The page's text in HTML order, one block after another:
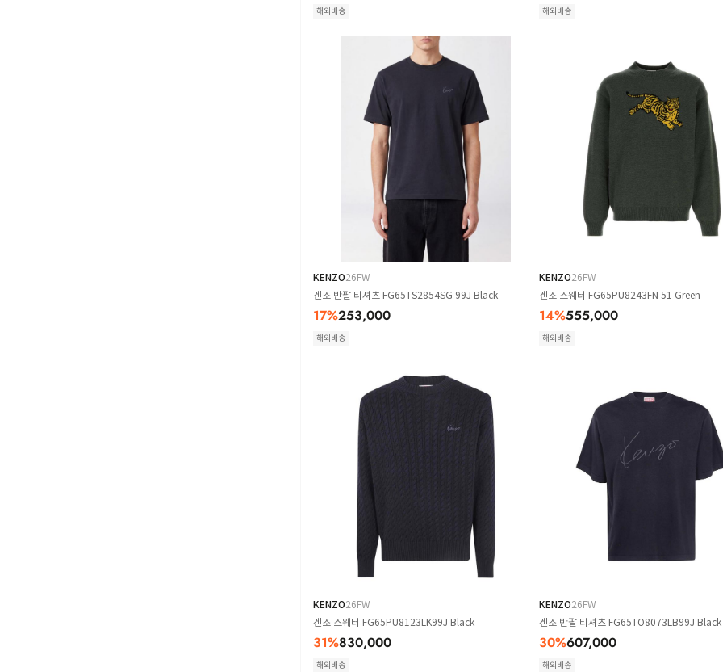
해외배송 해외배송
KENZO26FW
겐조 반팔 티셔츠 FG65TS2854SG 99J Black
17%253,000
해외배송
KENZO26FW
겐조 스웨터 FG65PU8243FN 51 Green
14%555,000
해외배송
KENZO26FW
겐조 스웨터 FG65PU8123LK99J Black
31%830,000
해외배송
KENZO26FW
겐조 반팔 티셔츠 FG65TO8073LB99J Black
30%607,000
해외배송